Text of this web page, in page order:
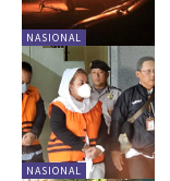
NASIONAL
NASIONAL